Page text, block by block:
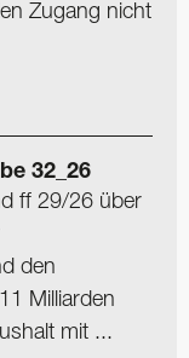
Zugang nicht
32_26
ff 29/26 über
den
Milliarden
mit ...